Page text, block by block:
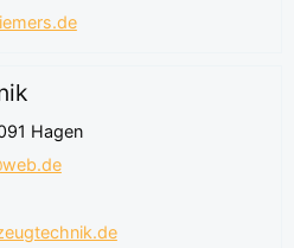
Hagen